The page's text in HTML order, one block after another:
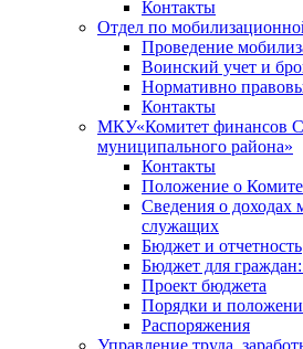
Контакты
Отдел по
Проведение
Воинский учет и
Нормативно
Контакты
МКУ«Комитет финансов
муниципального района»
Контакты
Положение о
Сведения о
служащих
Бюджет и отчетность
Бюджет для
Проект бюджета
Порядки и
Распоряжения
Управление труда,